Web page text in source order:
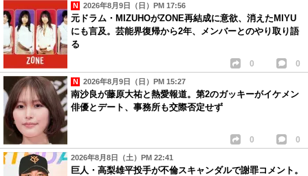
2026年8月9日（日）PM 17:56
元ドラム・MIZUHOがZONE再結成に意欲、消えたMIYU
にも言及。芸能界復帰から2年、メンバーとのやり取り語
る
0 0
2026年8月9日（日）PM 15:27
南沙良が藤原大祐と熱愛報道。第2のガッキーがイケメン
俳優とデート、事務所も交際否定せず
0 0
2026年8月8日（土）PM 22:41
巨人・高梨雄平投手が不倫スキャンダルで謝罪コメント。